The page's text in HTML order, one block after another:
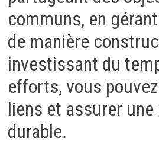
communs, en
de manière
investissant du
efforts, vous
liens et assurer une
durable.